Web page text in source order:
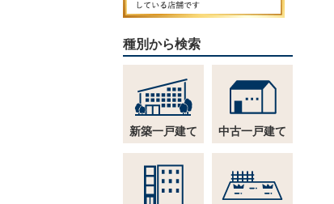
種別から検索
新築一戸建て 中古一戸建て